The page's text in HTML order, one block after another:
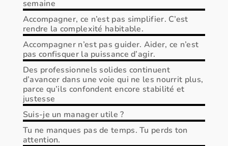
semaine
Accompagner, ce n’est pas simplifier. C’est
rendre la complexité habitable.
Accompagner n’est pas guider. Aider, ce n’est
pas confisquer la puissance d’agir.
Des professionnels solides continuent
d’avancer dans une voie qui ne les nourrit plus,
parce qu’ils confondent encore stabilité et
justesse
Suis-je un manager utile ?
Tu ne manques pas de temps. Tu perds ton
attention.